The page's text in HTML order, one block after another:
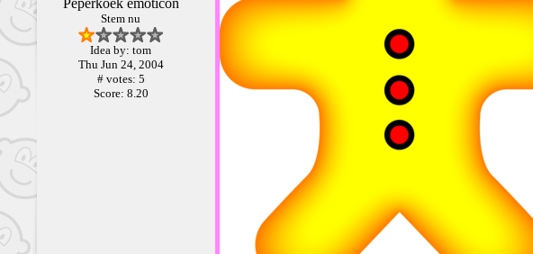
Peperkoek emoticon
Stem nu
Idea by: tom
Thu Jun 24, 2004
# votes: 5
Score: 8.20